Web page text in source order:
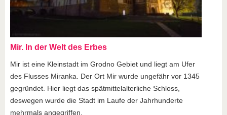
Mir. In der Welt des Erbes
Mir ist eine Kleinstadt im Grodno Gebiet und liegt am Ufer
des Flusses Miranka. Der Ort Mir wurde ungefähr vor 1345
gegründet. Hier liegt das spätmittelalterliche Schloss,
deswegen wurde die Stadt im Laufe der Jahrhunderte
mehrmals angegriffen.